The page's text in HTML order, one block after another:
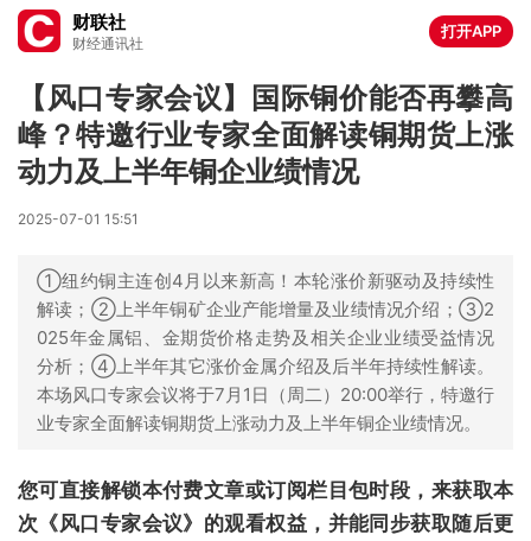
财联社
财经通讯社
打开APP
【风口专家会议】国际铜价能否再攀高
峰？特邀行业专家全面解读铜期货上涨
动力及上半年铜企业绩情况
2025-07-01 15:51
①纽约铜主连创4月以来新高！本轮涨价新驱动及持续性
解读；②上半年铜矿企业产能增量及业绩情况介绍；③2
025年金属铝、金期货价格走势及相关企业业绩受益情况
分析；④上半年其它涨价金属介绍及后半年持续性解读。
本场风口专家会议将于7月1日（周二）20:00举行，特邀行
业专家全面解读铜期货上涨动力及上半年铜企业绩情况。
您可直接解锁本付费文章或订阅栏目包时段，来获取本
次《风口专家会议》的观看权益，并能同步获取随后更